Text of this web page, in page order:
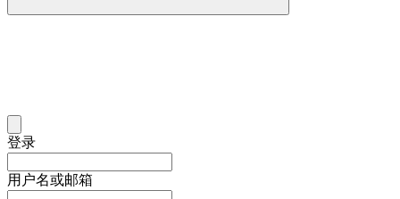
登录
用户名或邮箱